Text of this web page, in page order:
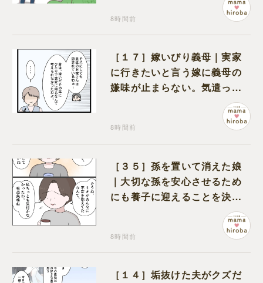
8時間前
［１７］嫁いびり義母｜実家
に行きたいと言う嫁に義母の
嫌味が止まらない。気遣って
8時間前
［３５］孫を置いて消えた娘
｜大切な孫を安心させるため
にも養子に迎えることを決心
8時間前
［１４］垢抜けた夫がクズだ